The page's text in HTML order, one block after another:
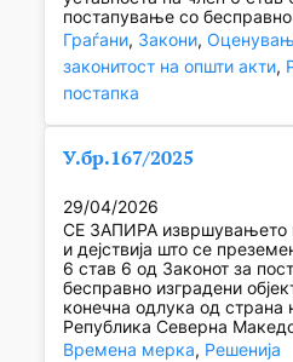
постапување со бесправно
Граѓани, Закони,
законитост на општи акти,
постапка
У.бр.167/2025
29/04/2026
СЕ ЗАПИРА извршувањето
и дејствија што се
6 став 6 од Законот за
бесправно изградени
конечна одлука од страна
Република Северна
Времена мерка, Решенија